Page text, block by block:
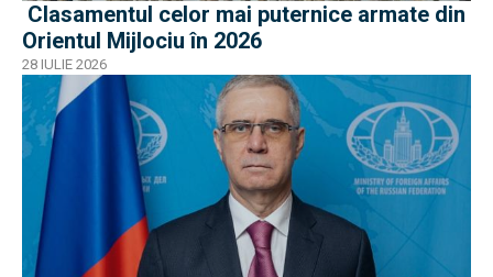
Clasamentul celor mai puternice armate din
Orientul Mijlociu în 2026
28 IULIE 2026